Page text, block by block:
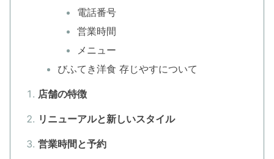
電話番号
営業時間
メニュー
びふてき洋食 存じやすについて
店舗の特徴
リニューアルと新しいスタイル
営業時間と予約